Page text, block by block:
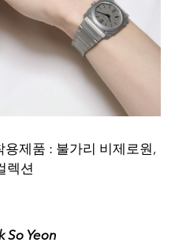
제품 : 불가리 비제로원,
렉션
So Yeon